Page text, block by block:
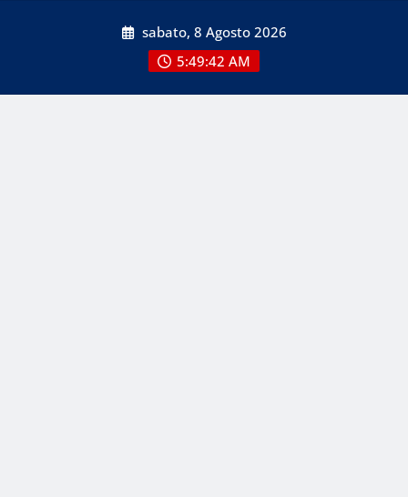
sabato, 8 Agosto 2026
5:49:42 AM